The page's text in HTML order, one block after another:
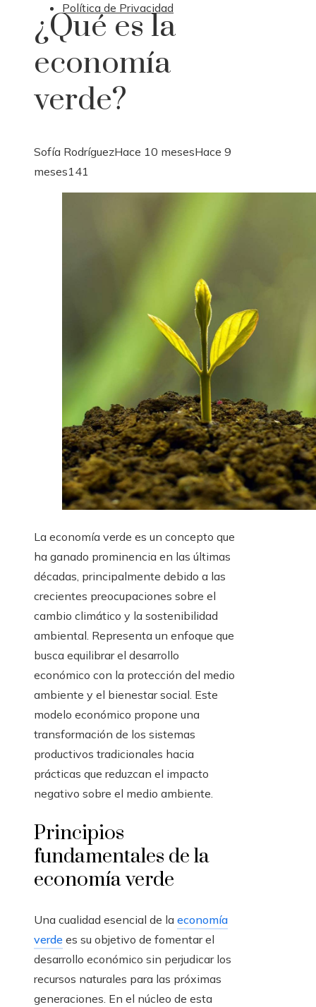
Política de Privacidad
¿Qué es la
economía
verde?
Sofía RodríguezHace 10 mesesHace 9
meses141
La economía verde es un concepto que
ha ganado prominencia en las últimas
décadas, principalmente debido a las
crecientes preocupaciones sobre el
cambio climático y la sostenibilidad
ambiental. Representa un enfoque que
busca equilibrar el desarrollo
económico con la protección del medio
ambiente y el bienestar social. Este
modelo económico propone una
transformación de los sistemas
productivos tradicionales hacia
prácticas que reduzcan el impacto
negativo sobre el medio ambiente.
Principios
fundamentales de la
economía verde
Una cualidad esencial de la economía
verde es su objetivo de fomentar el
desarrollo económico sin perjudicar los
recursos naturales para las próximas
generaciones. En el núcleo de esta